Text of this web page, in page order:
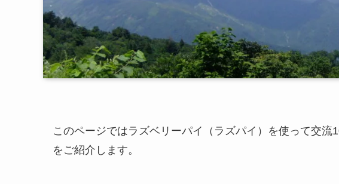
このページではラズベリーパイ（ラズパイ）を使って交
をご紹介します。